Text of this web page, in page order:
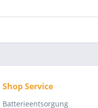
Shop Service
Batterieentsorgung